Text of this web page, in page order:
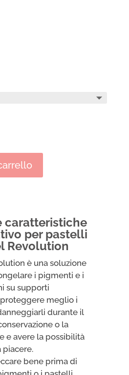
caratteristiche
per pastelli
Revolution
è una soluzione
i pigmenti e i
su supporti
meglio i
durante il
o la
e avere la possibilità
piacere.
bene prima di